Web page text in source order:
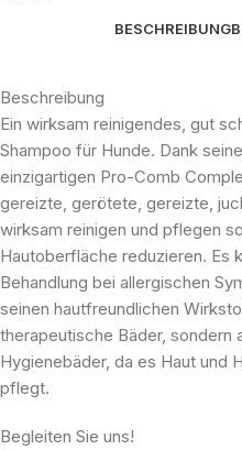
BESCHREIBUNG
Beschreibung
Ein wirksam reinigendes, gut
Shampoo für Hunde. Dank
einzigartigen Pro-Comb
gereizte, gerötete, gereizte,
wirksam reinigen und pflegen
Hautoberfläche reduzieren. Es
Behandlung bei allergischen
seinen hautfreundlichen
therapeutische Bäder, sondern
Hygienebäder, da es Haut und
pflegt.
Begleiten Sie uns!